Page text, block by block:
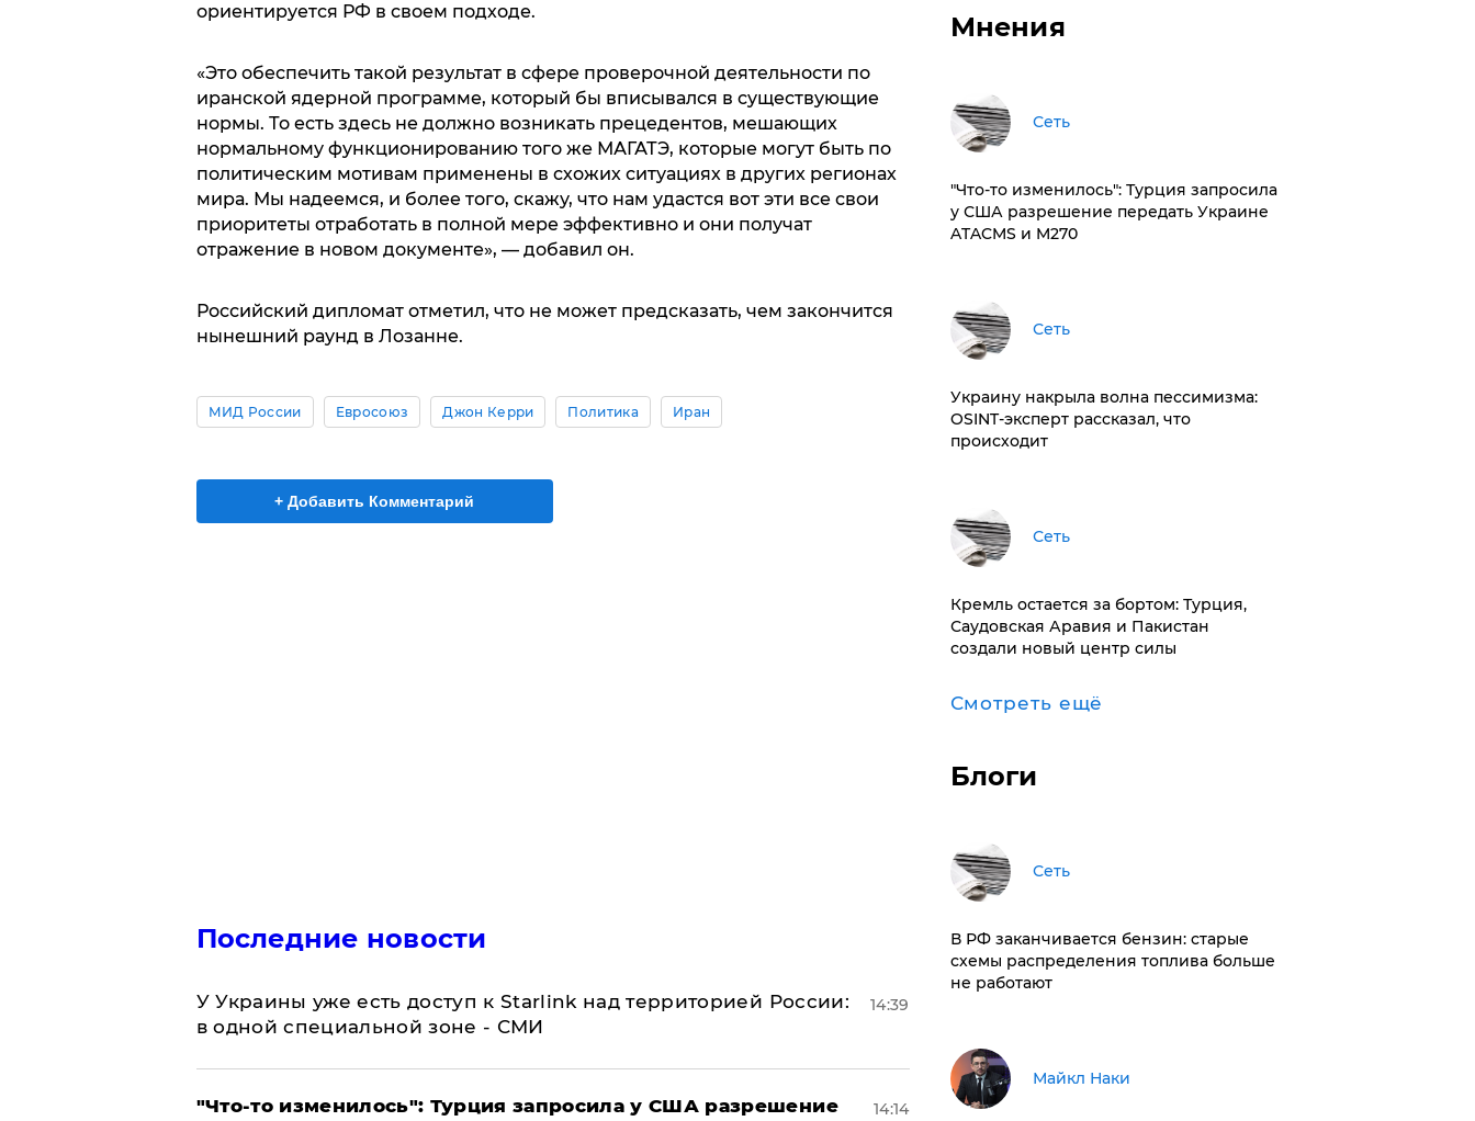
ориентируется РФ в своем подходе.
«Это обеспечить такой результат в сфере проверочной деятельности по
иранской ядерной программе, который бы вписывался в существующие
нормы. То есть здесь не должно возникать прецедентов, мешающих
нормальному функционированию того же МАГАТЭ, которые могут быть по
политическим мотивам применены в схожих ситуациях в других регионах
мира. Мы надеемся, и более того, скажу, что нам удастся вот эти все свои
приоритеты отработать в полной мере эффективно и они получат
отражение в новом документе», — добавил он.
Российский дипломат отметил, что не может предсказать, чем закончится
нынешний раунд в Лозанне.
МИД России Евросоюз Джон Керри Политика Иран
+ Добавить Комментарий
Последние новости
У Украины уже есть доступ к Starlink над территорией России:
в одной специальной зоне - СМИ
14:39
​"Что-то изменилось": Турция запросила у США разрешение
14:14
Мнения
Сеть
​"Что-то изменилось": Турция запросила
у США разрешение передать Украине
ATACMS и M270
Сеть
​Украину накрыла волна пессимизма:
OSINT-эксперт рассказал, что
происходит
Сеть
​Кремль остается за бортом: Турция,
Саудовская Аравия и Пакистан
создали новый центр силы
Смотреть ещё
Блоги
Сеть
​В РФ заканчивается бензин: старые
схемы распределения топлива больше
не работают
Майкл Наки